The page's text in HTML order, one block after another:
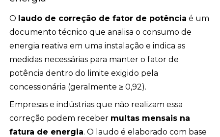
O laudo de correção de fator de potência é um
documento técnico que analisa o consumo de
energia reativa em uma instalação e indica as
medidas necessárias para manter o fator de
potência dentro do limite exigido pela
concessionária (geralmente ≥ 0,92).
Empresas e indústrias que não realizam essa
correção podem receber multas mensais na
fatura de energia. O laudo é elaborado com base